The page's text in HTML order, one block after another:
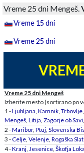
Vreme 25 dni Mengeš.
Vreme 15 dni
Vreme 25 dni
Vreme 25 dni Mengeš
Izberite mesto (sortirano po
1 -Ljubljana, Kamnik, Trbovlje,
Mengeš, Litija, Zagorje ob Savi,
2 -Maribor, Ptuj, Slovenska
3 -Celje, Velenje, Rogaška
4 -Kranj, Jesenice, Škofja Loka